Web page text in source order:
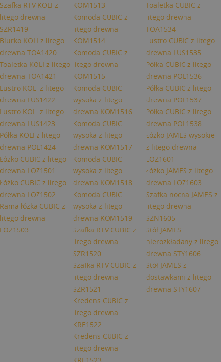
Szafka RTV KOLI z
litego drewna
SZR1419
Biurko KOLI z litego
drewna TOA1420
Toaletka KOLI z litego
drewna TOA1421
Lustro KOLI z litego
drewna LUS1422
Lustro KOLI z litego
drewna LUS1423
Półka KOLI z litego
drewna POL1424
Łóżko CUBIC z litego
drewna LOZ1501
Łóżko CUBIC z litego
drewna LOZ1502
Rama łóżka CUBIC z
litego drewna
LOZ1503
KOM1513
Komoda CUBIC z
litego drewna
KOM1514
Komoda CUBIC z
litego drewna
KOM1515
Komoda CUBIC
wysoka z litego
drewna KOM1516
Komoda CUBIC
wysoka z litego
drewna KOM1517
Komoda CUBIC
wysoka z litego
drewna KOM1518
Komoda CUBIC
wysoka z litego
drewna KOM1519
Szafka RTV CUBIC z
litego drewna
SZR1520
Szafka RTV CUBIC z
litego drewna
SZR1521
Kredens CUBIC z
litego drewna
KRE1522
Kredens CUBIC z
litego drewna
KRE1523
Toaletka CUBIC z
litego drewna
TOA1534
Lustro CUBIC z litego
drewna LUS1535
Półka CUBIC z litego
drewna POL1536
Półka CUBIC z litego
drewna POL1537
Półka CUBIC z litego
drewna POL1538
Łóżko JAMES wysokie
z litego drewna
LOZ1601
Łóżko JAMES z litego
drewna LOZ1603
Szafka nocna JAMES z
litego drewna
SZN1605
Stół JAMES
nierozkładany z litego
drewna STY1606
Stół JAMES z
dostawkami z litego
drewna STY1607